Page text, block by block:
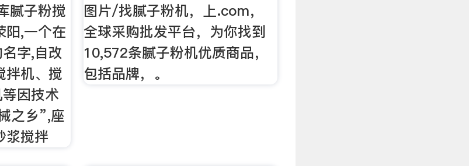
腻子粉搅
阳,一个在
字,自改
拌机、搅
因技术
之乡”,座
浆搅拌
图片/找腻子粉机，上.com，
全球采购批发平台，为你找到
10,572条腻子粉机优质商品，
包括品牌，。